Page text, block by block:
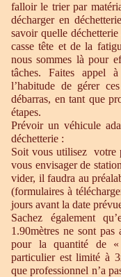
falloir le trier par
décharger en
savoir quelle
casse tête et de la
nous sommes là pour
tâches. Faites appel
l’habitude de gérer
débarras, en tant que
étapes.
Prévoir un véhicule
déchetterie :
Soit vous utilisez votre
vous envisager de
vider, il faudra au
(formulaires à
jours avant la date
Sachez également
1.90mètres ne sont pas
pour la quantité de «
particulier est limité à
que professionnel n’a